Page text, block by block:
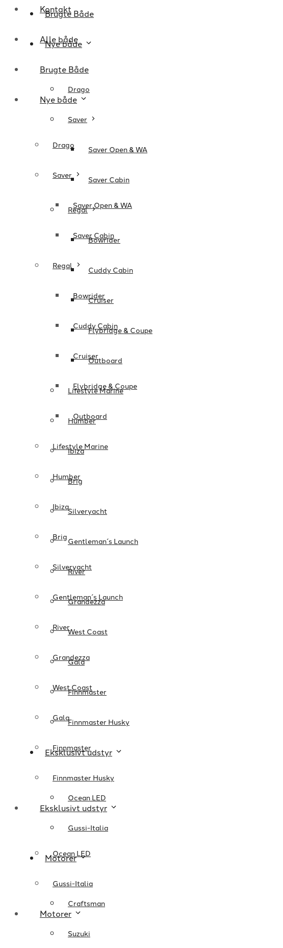
Brugte Både
Nye både
Drago
Saver
Saver Open & WA
Saver Cabin
Regal
Bowrider
Cuddy Cabin
Cruiser
Flybridge & Coupe
Outboard
Lifestyle Marine
Humber
Ibiza
Brig
Silveryacht
Gentleman´s Launch
River
Grandezza
West Coast
Gala
Finnmaster
Finnmaster Husky
Eksklusivt udstyr
Ocean LED
Gussi-Italia
Motorer
Craftsman
Suzuki
Kontakt
Alle både
Brugte Både
Nye både
Drago
Saver
Saver Open & WA
Saver Cabin
Regal
Bowrider
Cuddy Cabin
Cruiser
Flybridge & Coupe
Outboard
Lifestyle Marine
Humber
Ibiza
Brig
Silveryacht
Gentleman´s Launch
River
Grandezza
West Coast
Gala
Finnmaster
Finnmaster Husky
Eksklusivt udstyr
Ocean LED
Gussi-Italia
Motorer